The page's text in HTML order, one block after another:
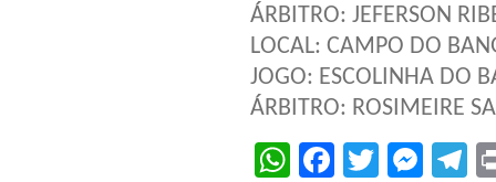
ÁRBITRO: JEFERSON
LOCAL: CAMPO DO
JOGO: ESCOLINHA DO
ÁRBITRO: ROSIMEIRE
WhatsApp
Facebook
Twitter